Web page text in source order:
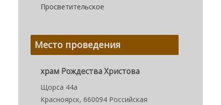
Просветительское
Место проведения
храм Рождества Христова
Щорса 44а
Красноярск, 660094 Российская